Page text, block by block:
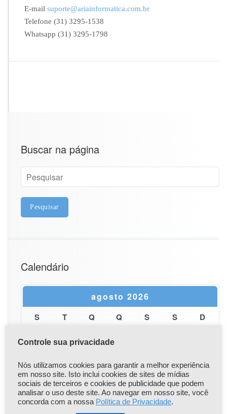
R
E-mail suporte@ariainformatica.com.br
Telefone (31) 3295-1538
Whatsapp (31) 3295-1798
Buscar na página
Calendário
agosto 2026
S T Q Q S S D
3 8 9
10 11 12 13 14 15 16
17 18 19 20 21 22
Controle sua privacidade
Nós utilizamos cookies para garantir a melhor experiência
em nosso site. Isto inclui cookies de sites de mídias
sociais de terceiros e cookies de publicidade que podem
analisar o uso deste site. Ao navegar em nosso site, você
concorda com a nossa Política de Privacidade.